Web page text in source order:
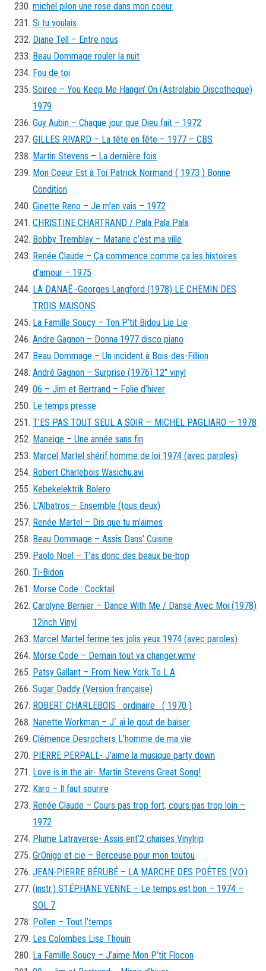
michel pilon une rose dans mon coeur
Si tu voulais
Diane Tell – Entre nous
Beau Dommage rouler la nuit
Fou de toi
Soiree – You Keep Me Hangin’ On (Astrolabio Discotheque)
1979
Guy Aubin – Chaque jour que Dieu fait – 1972
GILLES RIVARD – La tête en fête – 1977 – CBS
Martin Stevens – La dernière fois
Mon Coeur Est à Toi Patrick Normand ( 1973 ) Bonne
Condition
Ginette Reno – Je m’en vais – 1972
CHRISTINE CHARTRAND / Pala Pala Pala
Bobby Tremblay – Matane c’est ma ville
Renée Claude – Ça commence comme ça les histoires
d’amour – 1975
LA DANAË -Georges Langford (1978) LE CHEMIN DES
TROIS MAISONS
La Famille Soucy – Ton P’tit Bidou Lie Lie
Andre Gagnon – Donna 1977 disco piano
Beau Dommage – Un incident à Bois-des-Fillion
André Gagnon – Surprise (1976) 12″ vinyl
06 – Jim et Bertrand – Folie d’hiver
Le temps presse
T’ES PAS TOUT SEUL A SOIR — MICHEL PAGLIARO — 1978
Maneige – Une année sans fin
Marcel Martel shérif homme de loi 1974 (avec paroles)
Robert Charlebois Wasichu.avi
Kebekelektrik Bolero
L’Albatros – Ensemble (tous deux)
Renée Martel – Dis que tu m’aimes
Beau Dommage – Assis Dans’ Cuisine
Paolo Noel – T’as donc des beaux be-bop
Ti-Bidon
Morse Code : Cocktail
Carolyne Bernier – Dance With Me / Danse Avec Moi (1978)
12inch Vinyl
Marcel Martel ferme tes jolis yeux 1974 (avec paroles)
Morse Code – Demain tout va changer.wmv
Patsy Gallant – From New York To L.A
Sugar Daddy (Version française)
ROBERT CHARLEBOIS ordinaire ( 1970 )
Nanette Workman – J` ai le gout de baiser
Clémence Desrochers L’homme de ma vie
PIERRE PERPALL- J’aime la musique party down
Love is in the air- Martin Stevens Great Song!
Karo – Il faut sourire
Renée Claude – Cours pas trop fort, cours pas trop loin –
1972
Plume Latraverse- Assis ent’2 chaises Vinylrip
GrOnigo et cie – Berceuse pour mon toutou
JEAN-PIERRE BÉRUBÉ – LA MARCHE DES POÊTES (V.O.)
(instr.) STÉPHANE VENNE – Le temps est bon – 1974 –
SOL 7
Pollen – Tout l’temps
Les Colombes Lise Thouin
La Famille Soucy – J’aime Mon P’tit Flocon